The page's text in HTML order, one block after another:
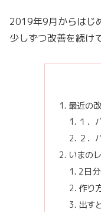
2019年9月からはじ
少しずつ改善を続け
最近の
１．
２．
いまの
2日
作り
出す